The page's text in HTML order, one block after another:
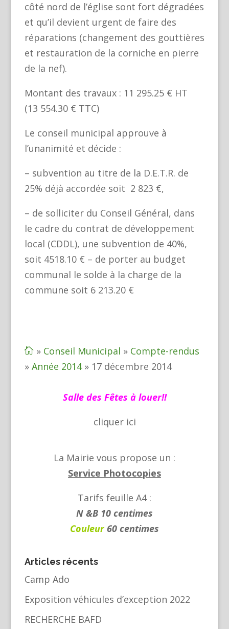
côté nord de l’église sont fort dégradées
et qu’il devient urgent de faire des
réparations (changement des gouttières
et restauration de la corniche en pierre
de la nef).
Montant des travaux : 11 295.25 € HT
(13 554.30 € TTC)
Le conseil municipal approuve à
l’unanimité et décide :
– subvention au titre de la D.E.T.R. de
25% déjà accordée soit 2 823 €,
– de solliciter du Conseil Général, dans
le cadre du contrat de développement
local (CDDL), une subvention de 40%,
soit 4518.10 € – de porter au budget
communal le solde à la charge de la
commune soit 6 213.20 €
» Conseil Municipal » Compte-rendus
» Année 2014» 17 décembre 2014
Salle des Fêtes à louer!!
cliquer ici
La Mairie vous propose un :
Service Photocopies
Tarifs feuille A4 :
N &B 10 centimes
Couleur60 centimes
Articles récents
Camp Ado
Exposition véhicules d’exception 2022
RECHERCHE BAFD